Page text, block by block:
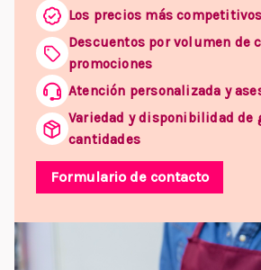
Los precios más competitivos
Descuentos por volumen de
promociones
Atención personalizada y
Variedad y disponibilidad de
cantidades
Formulario de contacto